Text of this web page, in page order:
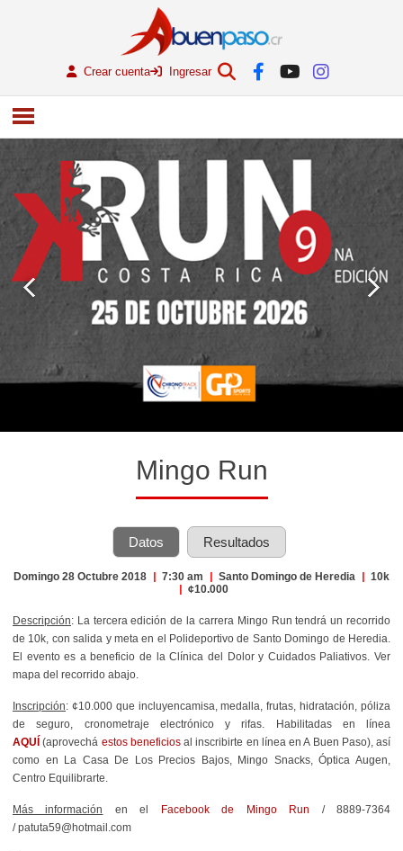
Crear cuenta Ingresar
Mingo Run
Datos Resultados
Domingo 28 Octubre 2018 | 7:30 am | Santo Domingo de Heredia | 10k
| ¢10.000
Descripción: La tercera edición de la carrera Mingo Run tendrá un recorrido
de 10k, con salida y meta en el Polideportivo de Santo Domingo de Heredia.
El evento es a beneficio de la Clínica del Dolor y Cuidados Paliativos. Ver
mapa del recorrido abajo.
Inscripción: ¢10.000 que incluyencamisa, medalla, frutas, hidratación, póliza
de seguro, cronometraje electrónico y rifas. Habilitadas en línea
AQUÍ (aprovechá estos beneficiosal inscribirte en línea en A Buen Paso), así
como en La Casa De Los Precios Bajos, Mingo Snacks, Óptica Augen,
Centro Equilibrarte.
Más información en el Facebook de Mingo Run / 8889-7364
/patuta59@hotmail.com